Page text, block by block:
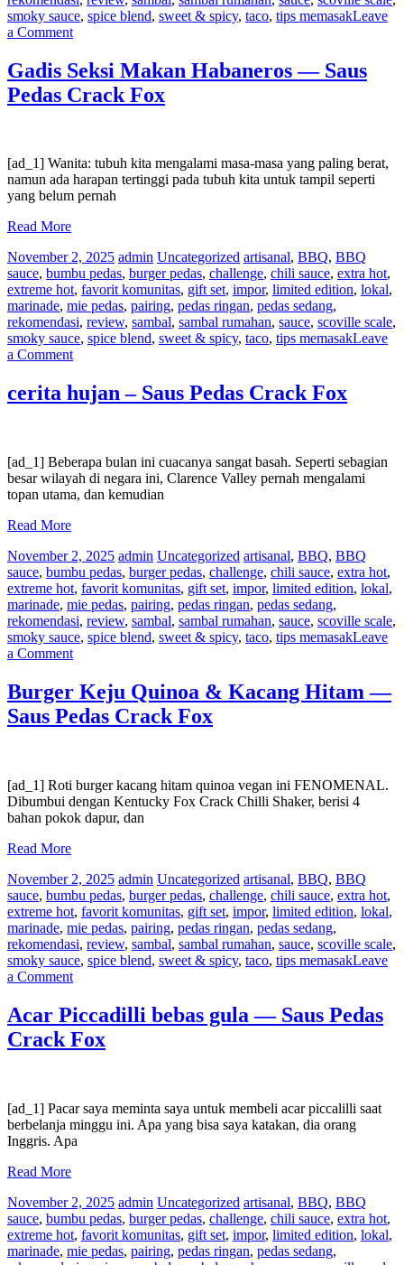
smoky sauce, spice blend, sweet & spicy, taco, tips memasakLeave
a Commenton
koleksi
saus
pedas
Gadis Seksi Makan Habaneros — Saus
Pedas Crack Fox
[ad_1] Wanita: tubuh kita mengalami masa-masa yang paling berat,
namun ada harapan tertinggi pada tubuh kita untuk tampil seperti
yang belum pernah
Read More
November 2, 2025 admin Uncategorized artisanal, BBQ, BBQ
sauce, bumbu pedas, burger pedas, challenge, chili sauce, extra hot,
extreme hot, favorit komunitas, gift set, impor, limited edition, lokal,
marinade, mie pedas, pairing, pedas ringan, pedas sedang,
rekomendasi, review, sambal, sambal rumahan, sauce, scoville scale,
smoky sauce, spice blend, sweet & spicy, taco, tips memasakLeave
a Commenton
Seksi
Makan
Pedas
Crack
Fox
cerita hujan – Saus Pedas Crack Fox
[ad_1] Beberapa bulan ini cuacanya sangat basah. Seperti sebagian
besar wilayah di negara ini, Clarence Valley pernah mengalami
topan utama, dan kemudian
Read More
November 2, 2025 admin Uncategorized artisanal, BBQ, BBQ
sauce, bumbu pedas, burger pedas, challenge, chili sauce, extra hot,
extreme hot, favorit komunitas, gift set, impor, limited edition, lokal,
marinade, mie pedas, pairing, pedas ringan, pedas sedang,
rekomendasi, review, sambal, sambal rumahan, sauce, scoville scale,
smoky sauce, spice blend, sweet & spicy, taco, tips memasakLeave
a Commenton
hujan
–
Saus
Burger Keju Quinoa & Kacang Hitam —
Saus Pedas Crack Fox
[ad_1] Roti burger kacang hitam quinoa vegan ini FENOMENAL.
Dibumbui dengan Kentucky Fox Crack Chilli Shaker, berisi 4
bahan pokok dapur, dan
Read More
November 2, 2025 admin Uncategorized artisanal, BBQ, BBQ
sauce, bumbu pedas, burger pedas, challenge, chili sauce, extra hot,
extreme hot, favorit komunitas, gift set, impor, limited edition, lokal,
marinade, mie pedas, pairing, pedas ringan, pedas sedang,
rekomendasi, review, sambal, sambal rumahan, sauce, scoville scale,
smoky sauce, spice blend, sweet & spicy, taco, tips memasakLeave
a Commenton
Keju
Quinoa
&
Saus
Pedas
Crack
Acar Piccadilli bebas gula — Saus Pedas
Crack Fox
[ad_1] Pacar saya meminta saya untuk membeli acar piccalilli saat
berbelanja minggu ini. Apa yang bisa saya katakan, dia orang
Inggris. Apa
Read More
November 2, 2025 admin Uncategorized artisanal, BBQ, BBQ
sauce, bumbu pedas, burger pedas, challenge, chili sauce, extra hot,
extreme hot, favorit komunitas, gift set, impor, limited edition, lokal,
marinade, mie pedas, pairing, pedas ringan, pedas sedang,